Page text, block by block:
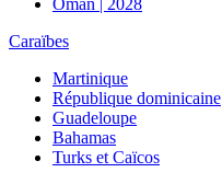
Oman | 2028
Caraïbes
Martinique
République dominicaine
Guadeloupe
Bahamas
Turks et Caïcos